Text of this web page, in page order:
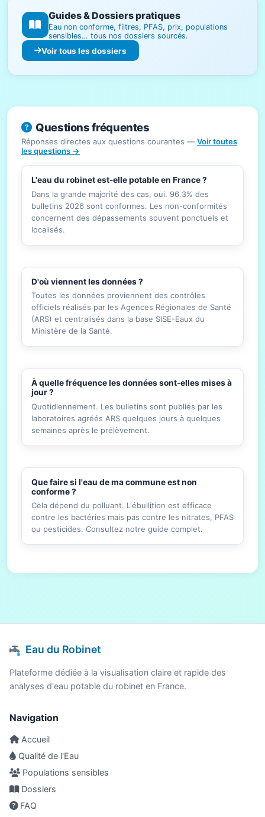
Guides & Dossiers pratiques
Eau non conforme, filtres, PFAS, prix, populations
sensibles… tous nos dossiers sourcés.
Voir tous les dossiers
Questions fréquentes
Réponses directes aux questions courantes — Voir toutes
les questions →
L'eau du robinet est-elle potable en France ?
Dans la grande majorité des cas, oui. 96.3% des
bulletins 2026 sont conformes. Les non-conformités
concernent des dépassements souvent ponctuels et
localisés.
D'où viennent les données ?
Toutes les données proviennent des contrôles
officiels réalisés par les Agences Régionales de Santé
(ARS) et centralisés dans la base SISE-Eaux du
Ministère de la Santé.
À quelle fréquence les données sont-elles mises à
jour ?
Quotidiennement. Les bulletins sont publiés par les
laboratoires agréés ARS quelques jours à quelques
semaines après le prélèvement.
Que faire si l'eau de ma commune est non
conforme ?
Cela dépend du polluant. L'ébullition est efficace
contre les bactéries mais pas contre les nitrates, PFAS
ou pesticides. Consultez notre guide complet.
Eau du Robinet
Plateforme dédiée à la visualisation claire et rapide des
analyses d'eau potable du robinet en France.
Navigation
Accueil
Qualité de l'Eau
Populations sensibles
Dossiers
FAQ